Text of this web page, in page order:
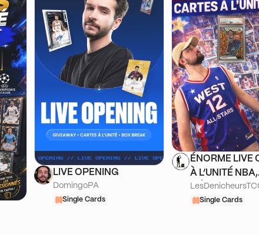
LIVE OPENING
DomingoPA
Single Cards
ÉNORME LIVE
À L’UNITÉ NBA,
DÉNICHE TES
!
Single Cards